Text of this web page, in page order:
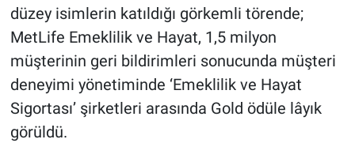
düzey isimlerin katıldığı görkemli törende;
MetLife Emeklilik ve Hayat, 1,5 milyon
müşterinin geri bildirimleri sonucunda müşteri
deneyimi yönetiminde ‘Emeklilik ve Hayat
Sigortası’ şirketleri arasında Gold ödüle lâyık
görüldü.